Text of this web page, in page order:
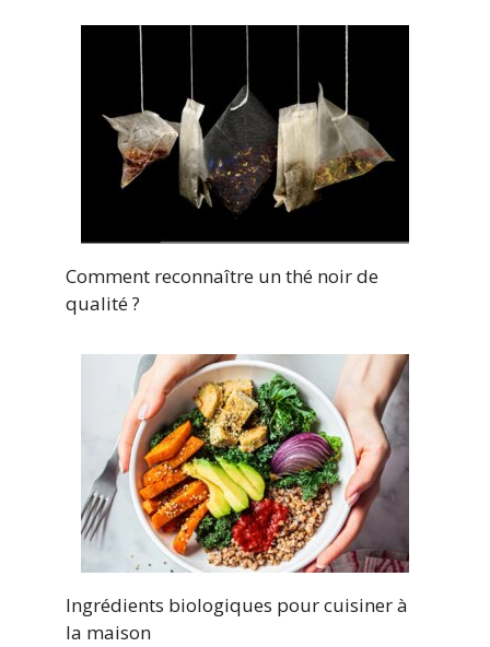
Comment reconnaître un thé noir de
qualité ?
Ingrédients biologiques pour cuisiner à
la maison